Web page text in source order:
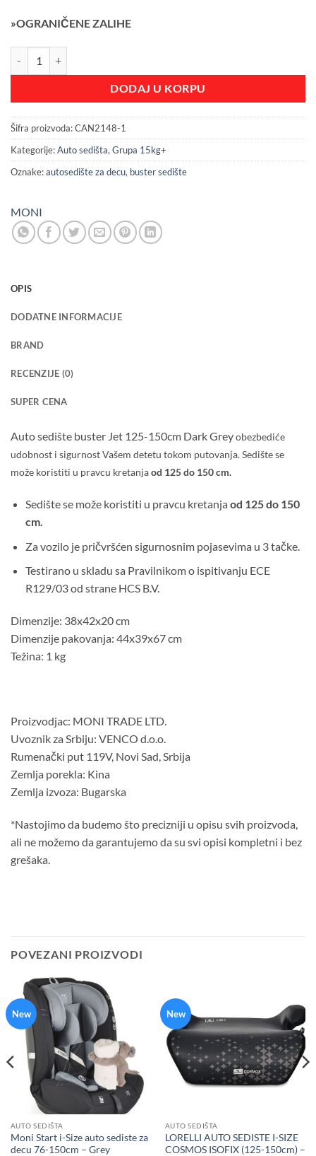
»OGRANIČENE ZALIHE
DODAJ U KORPU
Šifra proizvoda:CAN2148-1
Kategorije:Auto sedišta,Grupa 15kg+
Oznake:autosedište za decu, buster sedište
MONI
OPIS
DODATNE INFORMACIJE
BRAND
RECENZIJE (0)
SUPER CENA
Auto sedište buster Jet 125-150cm Dark Greyobezbediće
udobnost i sigurnost Vašem detetu tokom putovanja. Sedište se
može koristiti u pravcu kretanjaod 125 do 150 cm.
Sedište se može koristiti u pravcu kretanja od 125 do 150
cm.
Za vozilo je pričvršćen sigurnosnim pojasevima u 3 tačke.
Testirano u skladu sa Pravilnikom o ispitivanju ECE
R129/03 od strane HCS B.V.
Dimenzije: 38x42x20 cm
Dimenzije pakovanja: 44x39x67 cm
Težina: 1 kg
Proizvodjac: MONI TRADE LTD.
Uvoznik za Srbiju: VENCO d.o.o.
Rumenački put 119V, Novi Sad, Srbija
Zemlja porekla: Kina
Zemlja izvoza: Bugarska
*Nastojimo da budemo što precizniji u opisu svih proizvoda,
ali ne možemo da garantujemo da su svi opisi kompletni i bez
grešaka.
POVEZANI PROIZVODI
New
AUTO SEDIŠTA
Moni Start i-Size auto sediste za
decu 76-150cm – Grey
New
AUTO SEDIŠTA
LORELLI AUTO SEDISTE I-SIZE
COSMOS ISOFIX (125-150cm) –